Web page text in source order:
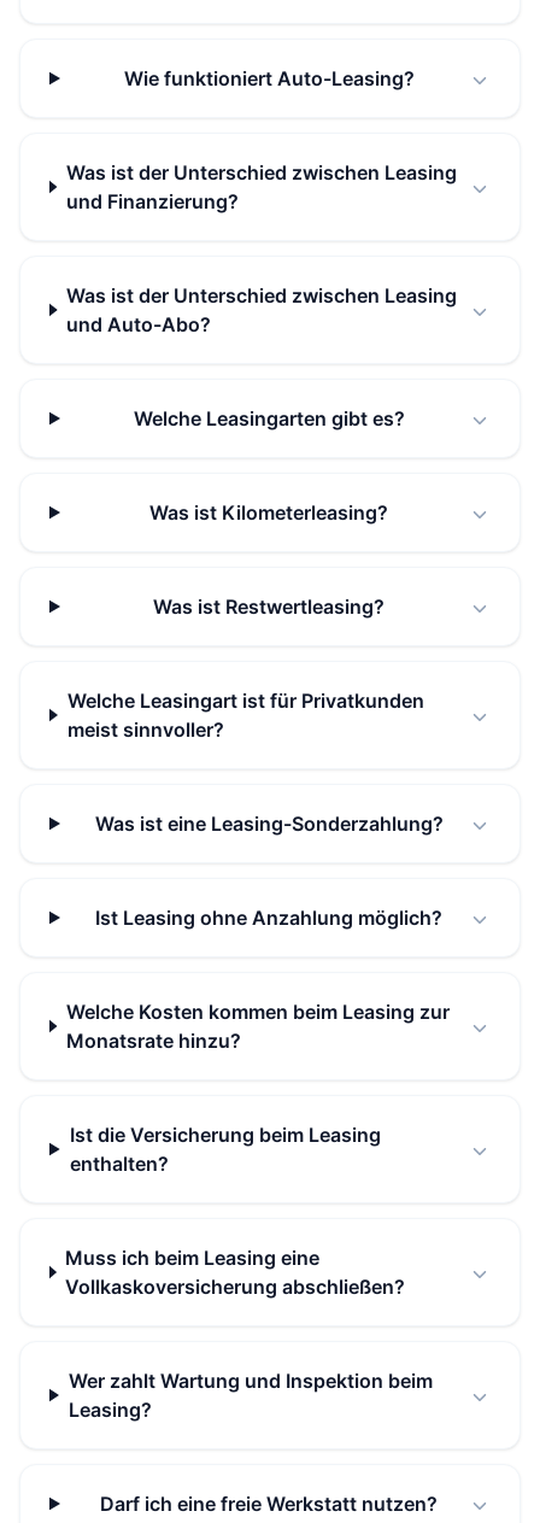
Wie funktioniert Auto-Leasing?
Was ist der Unterschied zwischen Leasing
und Finanzierung?
Was ist der Unterschied zwischen Leasing
und Auto-Abo?
Welche Leasingarten gibt es?
Was ist Kilometerleasing?
Was ist Restwertleasing?
Welche Leasingart ist für Privatkunden
meist sinnvoller?
Was ist eine Leasing-Sonderzahlung?
Ist Leasing ohne Anzahlung möglich?
Welche Kosten kommen beim Leasing zur
Monatsrate hinzu?
Ist die Versicherung beim Leasing
enthalten?
Muss ich beim Leasing eine
Vollkaskoversicherung abschließen?
Wer zahlt Wartung und Inspektion beim
Leasing?
Darf ich eine freie Werkstatt nutzen?